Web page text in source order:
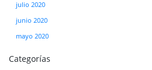
julio 2020
junio 2020
mayo 2020
Categorías